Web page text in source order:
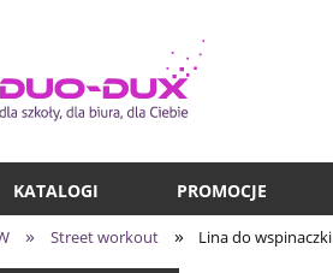
KATALOGI PROMOCJE
» Street workout » Lina do wspinaczki